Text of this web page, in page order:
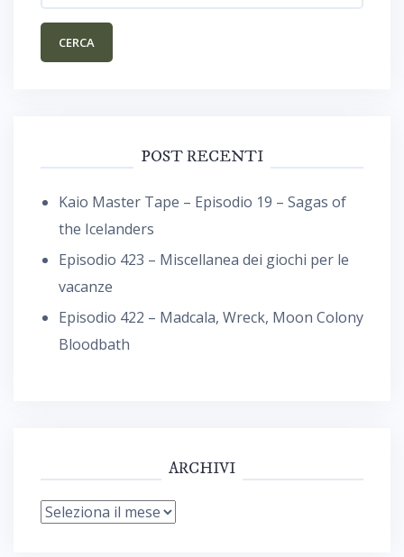
POST RECENTI
Kaio Master Tape – Episodio 19 – Sagas of
the Icelanders
Episodio 423 – Miscellanea dei giochi per le
vacanze
Episodio 422 – Madcala, Wreck, Moon Colony
Bloodbath
ARCHIVI
Archivi